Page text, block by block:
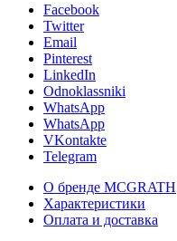
Facebook
Twitter
Email
Pinterest
LinkedIn
Odnoklassniki
WhatsApp
WhatsApp
VKontakte
Telegram
О бренде MCGRATH
Характеристики
Оплата и доставка